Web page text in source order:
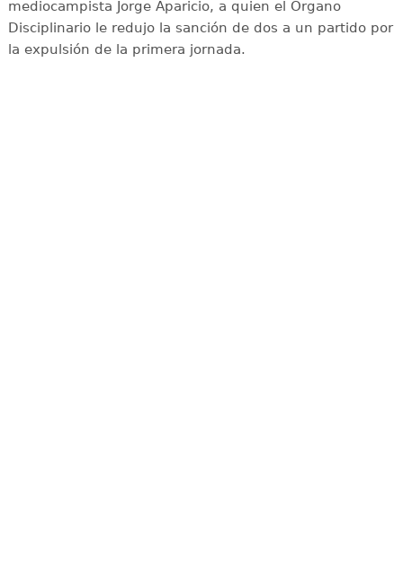
mediocampista Jorge Aparicio, a quien el Órgano
Disciplinario le redujo la sanción de dos a un partido por
la expulsión de la primera jornada.